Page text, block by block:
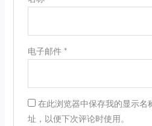
电子邮件 *
在此浏览器中保存我的显示名
址，以便下次评论时使用。